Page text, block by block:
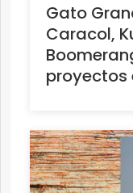
Gato
Caracol,
proyectos